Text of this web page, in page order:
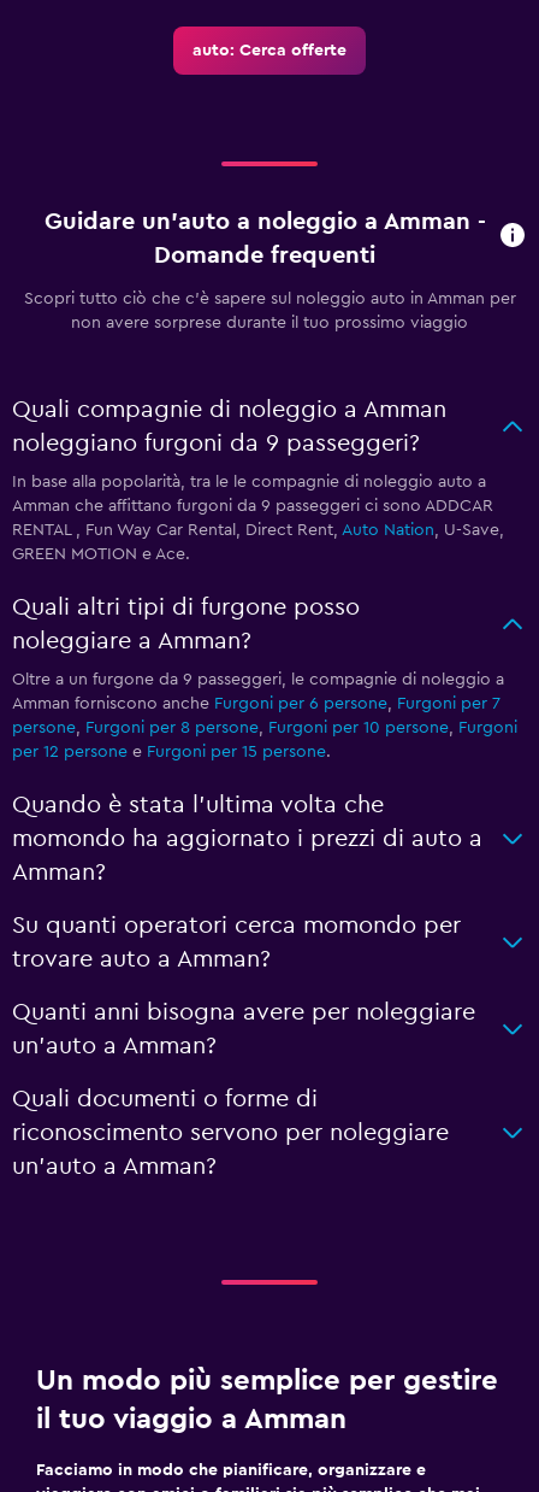
auto: Cerca offerte
Guidare un'auto a noleggio a Amman -
Domande frequenti
Scopri tutto ciò che c'è sapere sul noleggio auto in Amman per
non avere sorprese durante il tuo prossimo viaggio
Quali compagnie di noleggio a Amman
noleggiano furgoni da 9 passeggeri?
In base alla popolarità, tra le le compagnie di noleggio auto a
Amman che affittano furgoni da 9 passeggeri ci sono ADDCAR
RENTAL , Fun Way Car Rental, Direct Rent, Auto Nation , U-Save,
GREEN MOTION e Ace.
Quali altri tipi di furgone posso
noleggiare a Amman?
Oltre a un furgone da 9 passeggeri, le compagnie di noleggio a
Amman forniscono anche Furgoni per 6 persone
Furgoni per 7
persone
Furgoni per 8 persone Furgoni per 10 persone
Furgoni
per 12 persone e Furgoni per 15 persone.
Quando è stata l'ultima volta che
momondo ha aggiornato i prezzi di auto a
Amman?
Su quanti operatori cerca momondo per
trovare auto a Amman?
Quanti anni bisogna avere per noleggiare
un'auto a Amman?
Quali documenti o forme di
riconoscimento servono per noleggiare
un'auto a Amman?
Un modo più semplice per gestire
il tuo viaggio a Amman
Facciamo in modo che pianificare, organizzare e